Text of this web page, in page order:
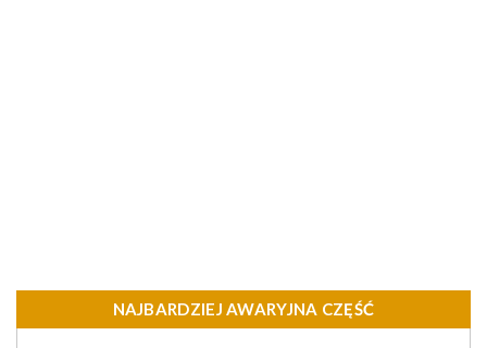
NAJBARDZIEJ AWARYJNA CZĘŚĆ